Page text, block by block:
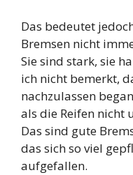
Das bedeutet
Bremsen nicht
Sie sind stark, sie
ich nicht bemerkt,
nachzulassen
als die Reifen nicht
Das sind gute
das sich so viel
aufgefallen.